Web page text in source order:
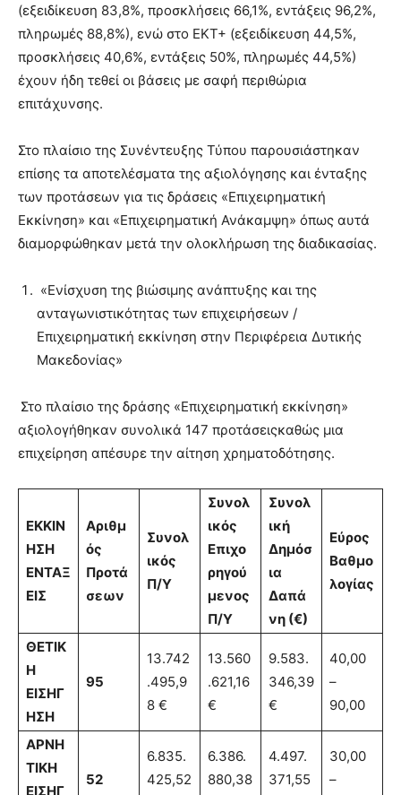
(εξειδίκευση 83,8%, προσκλήσεις 66,1%, εντάξεις 96,2%,
πληρωμές 88,8%), ενώ στο ΕΚΤ+ (εξειδίκευση 44,5%,
προσκλήσεις 40,6%, εντάξεις 50%, πληρωμές 44,5%)
έχουν ήδη τεθεί οι βάσεις με σαφή περιθώρια
επιτάχυνσης.
Στο πλαίσιο της Συνέντευξης Τύπου παρουσιάστηκαν
επίσης τα αποτελέσματα της αξιολόγησης και ένταξης
των προτάσεων για τις δράσεις «Επιχειρηματική
Εκκίνηση» και «Επιχειρηματική Ανάκαμψη» όπως αυτά
διαμορφώθηκαν μετά την ολοκλήρωση της διαδικασίας.
«Ενίσχυση της βιώσιμης ανάπτυξης και της
ανταγωνιστικότητας των επιχειρήσεων /
Επιχειρηματική εκκίνηση στην Περιφέρεια Δυτικής
Μακεδονίας»
Στο πλαίσιο της δράσης «Επιχειρηματική εκκίνηση»
αξιολογήθηκαν συνολικά 147 προτάσειςκαθώς μια
επιχείρηση απέσυρε την αίτηση χρηματοδότησης.
ΕΚΚΙΝ
ΗΣΗ
ΕΝΤΑΞ
ΕΙΣ
Αριθμ
ός
Προτά
σεων
Συνολ
ικός
Π/Υ
Συνολ
ικός
Επιχο
ρηγού
μενος
Π/Υ
Συνολ
ική
Δημόσ
ια
Δαπά
νη (€)
Εύρος
Βαθμο
λογίας
ΘΕΤΙΚ
Η
ΕΙΣΗΓ
ΗΣΗ
95
13.742
.495,9
8 €
13.560
.621,16
€
9.583.
346,39
€
40,00
–
90,00
ΑΡΝΗ
ΤΙΚΗ
ΕΙΣΗΓ
52
6.835.
425,52
6.386.
880,38
4.497.
371,55
30,00
–